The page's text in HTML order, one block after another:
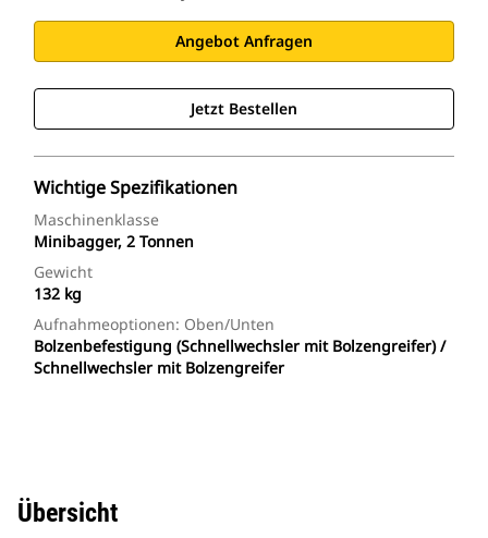
Angebot Anfragen
Jetzt Bestellen
Wichtige Spezifikationen
Maschinenklasse
Minibagger, 2 Tonnen
Gewicht
132 kg
Aufnahmeoptionen: Oben/unten
Bolzenbefestigung (Schnellwechsler mit Bolzengreifer) /
Schnellwechsler mit Bolzengreifer
Übersicht